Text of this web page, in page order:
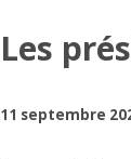
Les
11 septembre